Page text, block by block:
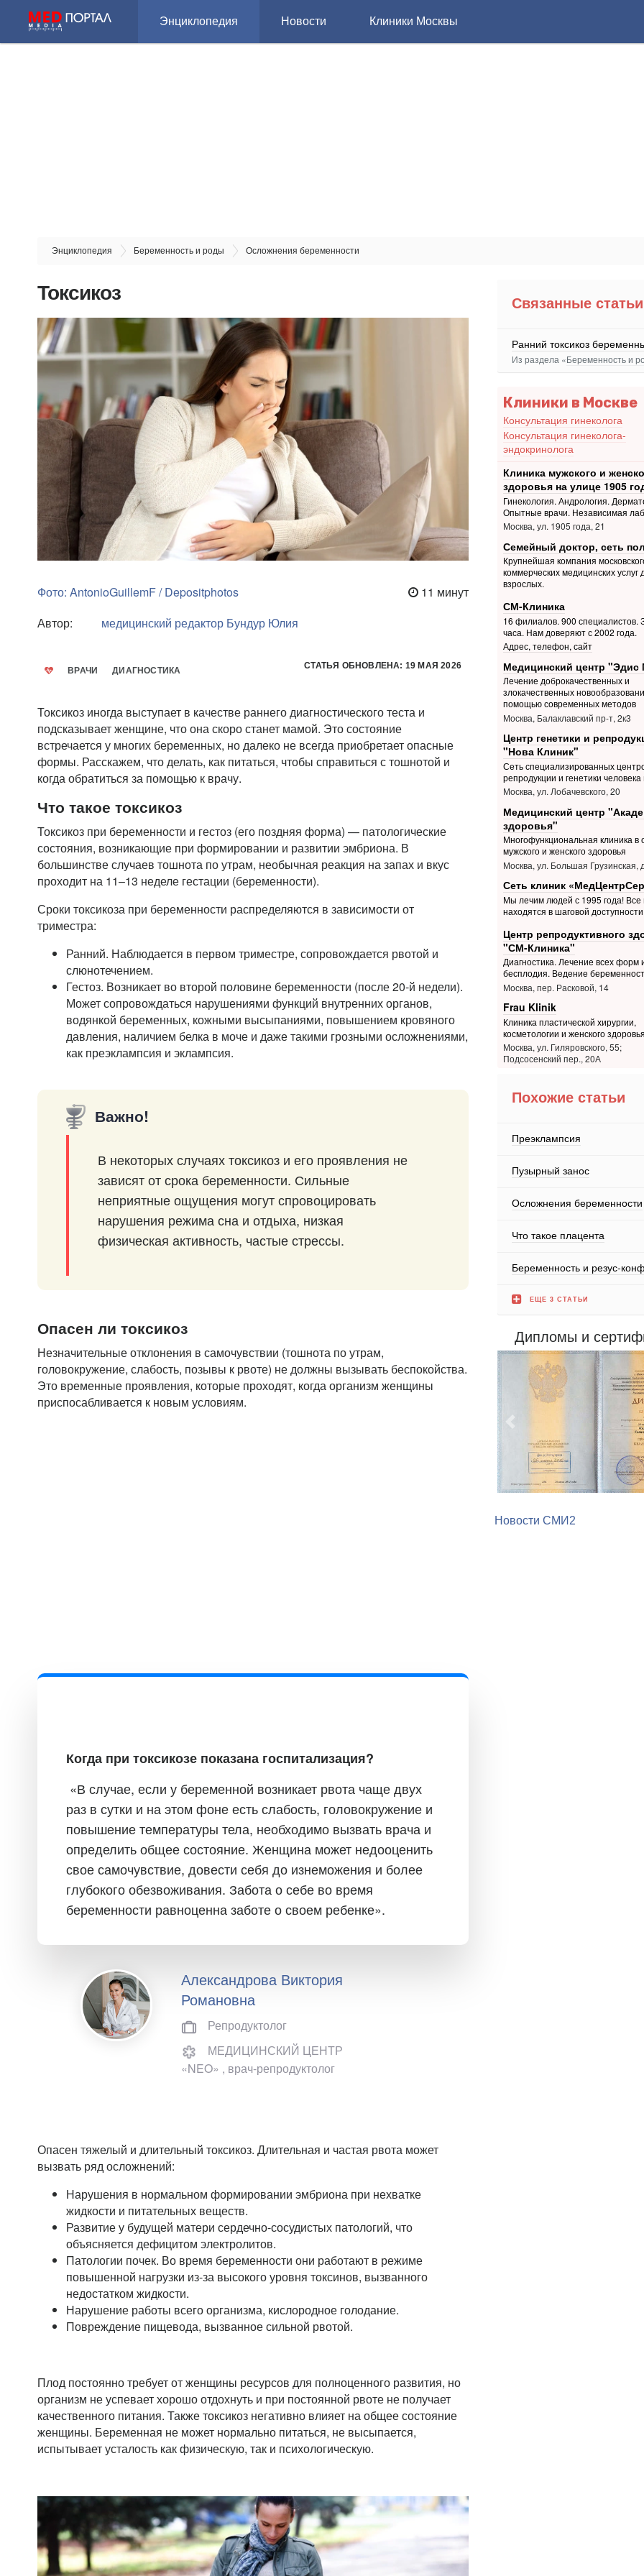
Энциклопедия Новости Клиники Москвы
Энциклопедия Беременность и роды Осложнения беременности
Токсикоз
Фото: AntonioGuillemF / Depositphotos
11 минут
Автор:
медицинский редактор Бундур Юлия
ВРАЧИ ДИАГНОСТИКА СТАТЬЯ ОБНОВЛЕНА: 19 МАЯ 2026
Токсикоз иногда выступает в качестве раннего диагностического теста и
подсказывает женщине, что она скоро станет мамой. Это состояние
встречается у многих беременных, но далеко не всегда приобретает опасные
формы. Расскажем, что делать, как питаться, чтобы справиться с тошнотой и
когда обратиться за помощью к врачу.
Что такое токсикоз
Токсикоз при беременности и гестоз (его поздняя форма) — патологические
состояния, возникающие при формировании и развитии эмбриона. В
большинстве случаев тошнота по утрам, необычная реакция на запах и вкус
проходит на 11–13 неделе гестации (беременности).
Сроки токсикоза при беременности распределяются в зависимости от
триместра:
Ранний. Наблюдается в первом триместре, сопровождается рвотой и
слюнотечением.
Гестоз. Возникает во второй половине беременности (после 20-й недели).
Может сопровождаться нарушениями функций внутренних органов,
водянкой беременных, кожными высыпаниями, повышением кровяного
давления, наличием белка в моче и даже такими грозными осложнениями,
как преэклампсия и эклампсия.
Важно!
В некоторых случаях токсикоз и его проявления не
зависят от срока беременности. Сильные
неприятные ощущения могут спровоцировать
нарушения режима сна и отдыха, низкая
физическая активность, частые стрессы.
Опасен ли токсикоз
Незначительные отклонения в самочувствии (тошнота по утрам,
головокружение, слабость, позывы к рвоте) не должны вызывать беспокойства.
Это временные проявления, которые проходят, когда организм женщины
приспосабливается к новым условиям.
Когда при токсикозе показана госпитализация?
«В случае, если у беременной возникает рвота чаще двух
раз в сутки и на этом фоне есть слабость, головокружение и
повышение температуры тела, необходимо вызвать врача и
определить общее состояние. Женщина может недооценить
свое самочувствие, довести себя до изнеможения и более
глубокого обезвоживания. Забота о себе во время
беременности равноценна заботе о своем ребенке».
Александрова Виктория
Романовна
Репродуктолог
МЕДИЦИНСКИЙ ЦЕНТР
«NEO» , врач-репродуктолог
Опасен тяжелый и длительный токсикоз. Длительная и частая рвота может
вызвать ряд осложнений:
Нарушения в нормальном формировании эмбриона при нехватке
жидкости и питательных веществ.
Развитие у будущей матери сердечно-сосудистых патологий, что
объясняется дефицитом электролитов.
Патологии почек. Во время беременности они работают в режиме
повышенной нагрузки из-за высокого уровня токсинов, вызванного
недостатком жидкости.
Нарушение работы всего организма, кислородное голодание.
Повреждение пищевода, вызванное сильной рвотой.
Плод постоянно требует от женщины ресурсов для полноценного развития, но
организм не успевает хорошо отдохнуть и при постоянной рвоте не получает
качественного питания. Также токсикоз негативно влияет на общее состояние
женщины. Беременная не может нормально питаться, не высыпается,
испытывает усталость как физическую, так и психологическую.
Связанные статьи
Ранний токсикоз
Из раздела «Беременность и
Клиники в Москве
Консультация гинеколога
Консультация гинеколога-
эндокринолога
Клиника мужского и
здоровья на улице 1905
Гинекология. Андрология.
Опытные врачи. Независимая
Москва, ул. 1905 года, 21
Семейный доктор, сеть
Крупнейшая компания
коммерческих медицинских услуг
взрослых.
СМ-Клиника
16 филиалов. 900 специалистов.
часа. Нам доверяют с 2002 года.
Адрес, телефон, сайт
Медицинский центр
Лечение доброкачественных и
злокачественных
помощью современных методов
Москва, Балаклавский пр-т, 2к3
Центр генетики и
"Нова Клиник"
Сеть специализированных
репродукции и генетики человека
Москва, ул. Лобачевского, 20
Медицинский центр
здоровья"
Многофункциональная клиника в
мужского и женского здоровья
Москва, ул. Большая Грузинская,
Сеть клиник
Мы лечим людей с 1995 года! Все
находятся в шаговой
Центр репродуктивного
"СМ-Клиника"
Диагностика. Лечение всех форм
бесплодия. Ведение
Москва, пер. Расковой, 14
Frau Klinik
Клиника пластической хирургии,
косметологии и женского здоровья
Москва, ул. Гиляровского, 55;
Подсосенский пер., 20А
Похожие статьи
Преэклампсия
Пузырный занос
Осложнения беременности
Что такое плацента
Беременность и резус-
ЕЩЕ 3 СТАТЬИ
Дипломы и
Предыдущий
Новости СМИ2